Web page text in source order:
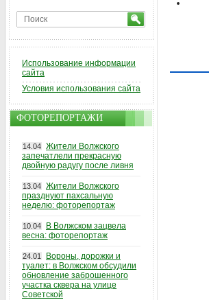
Использование информации
сайта
Условия использования сайта
ФОТОРЕПОРТАЖИ
14.04 Жители Волжского
запечатлели прекрасную
двойную радугу после ливня
13.04 Жители Волжского
празднуют пахсальную
неделю: фоторепортаж
10.04
В Волжском зацвела
весна: фоторепортаж
24.01
Вороны, дорожки и
туалет: в Волжском обсудили
обновление заброшенного
участка сквера на улице
Советской